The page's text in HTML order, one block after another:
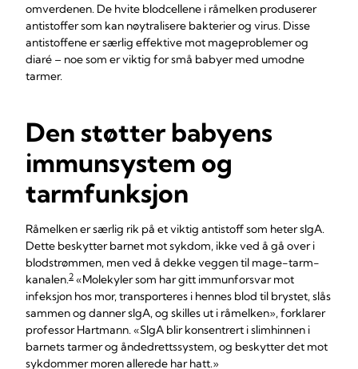
omverdenen. De hvite blodcellene i råmelken produserer
antistoffer som kan nøytralisere bakterier og virus. Disse
antistoffene er særlig effektive mot mageproblemer og
diaré – noe som er viktig for små babyer med umodne
tarmer.
Den støtter babyens
immunsystem og
tarmfunksjon
Råmelken er særlig rik på et viktig antistoff som heter sIgA.
Dette beskytter barnet mot sykdom, ikke ved å gå over i
blodstrømmen, men ved å dekke veggen til mage-tarm-
kanalen.2 «Molekyler som har gitt immunforsvar mot
infeksjon hos mor, transporteres i hennes blod til brystet, slås
sammen og danner sIgA, og skilles ut i råmelken», forklarer
professor Hartmann. «SIgA blir konsentrert i slimhinnen i
barnets tarmer og åndedrettssystem, og beskytter det mot
sykdommer moren allerede har hatt.»